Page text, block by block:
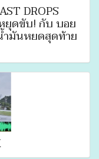
DROPS
ยุดขับ! กับ บอย
มันหยดสุดท้าย